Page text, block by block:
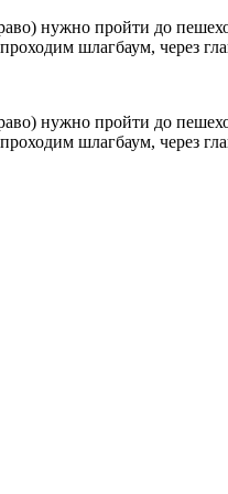
нужно пройти до
шлагбаум, через
нужно пройти до
шлагбаум, через